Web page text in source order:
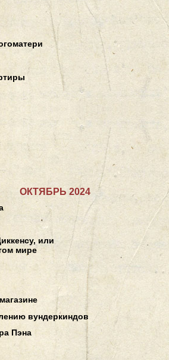
ОКТЯБРЬ 2024
или
мире
вундеркиндов
Пэна